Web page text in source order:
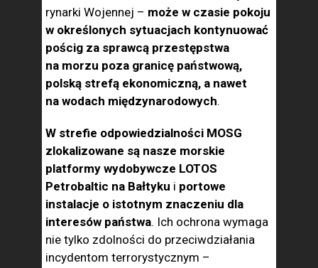
rynarki Wojennej – może w czasie pokoju
w określonych sytuacjach kontynuować
pościg za sprawcą przestępstwa
na morzu poza grani­cę państwową,
polską strefą ekonomiczną, a nawet
na wodach mię­dzynarodowych.
W strefie odpowiedzialności MOSG
zlokalizowane są nasze morskie
platformy wydobywcze LOTOS
Petrobaltic na Bałtyku i portowe
instalacje o istotnym znaczeniu dla
interesów państwa. Ich ochrona wymaga
nie tylko zdolności do przeciwdziałania
incydentom terrorystycznym –